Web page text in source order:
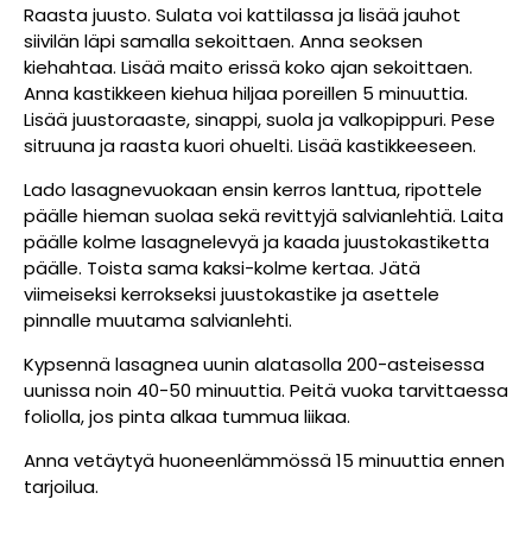
Raasta juusto. Sulata voi kattilassa ja lisää jauhot
siivilän läpi samalla sekoittaen. Anna seoksen
kiehahtaa. Lisää maito erissä koko ajan sekoittaen.
Anna kastikkeen kiehua hiljaa poreillen 5 minuuttia.
Lisää juustoraaste, sinappi, suola ja valkopippuri. Pese
sitruuna ja raasta kuori ohuelti. Lisää kastikkeeseen.
Lado lasagnevuokaan ensin kerros lanttua, ripottele
päälle hieman suolaa sekä revittyjä salvianlehtiä. Laita
päälle kolme lasagnelevyä ja kaada juustokastiketta
päälle. Toista sama kaksi-kolme kertaa. Jätä
viimeiseksi kerrokseksi juustokastike ja asettele
pinnalle muutama salvianlehti.
Kypsennä lasagnea uunin alatasolla 200-asteisessa
uunissa noin 40-50 minuuttia. Peitä vuoka tarvittaessa
foliolla, jos pinta alkaa tummua liikaa.
Anna vetäytyä huoneenlämmössä 15 minuuttia ennen
tarjoilua.